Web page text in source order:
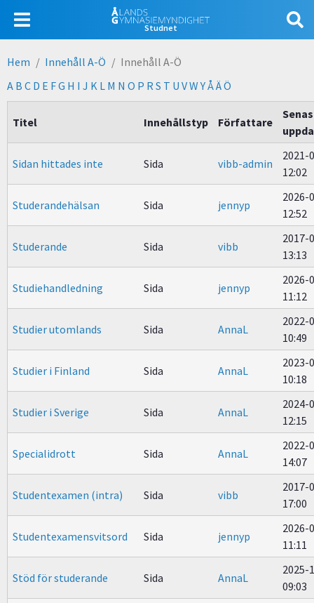
till
huvudinnehåll
Studnet
Användarmeny
Länkstig
Hem Innehåll A-Ö
Innehåll A-Ö
A B C D E FG H I J K L M N O P RS T U VW YÅÄÖ
Titel Innehållstyp Författare
Sidan hittades inte Sida vibb-admin
2021-
12:02
Studerandehälsan Sida jennyp
2026-
12:52
Studerande Sida vibb
2017-
13:13
Studiehandledning Sida jennyp
2026-
11:12
Studier utomlands Sida AnnaL
2022-
10:49
Studier i Finland Sida AnnaL
2023-
10:18
Studier i Sverige Sida AnnaL
2024-
12:15
Specialidrott Sida AnnaL
2022-
14:07
Studentexamen (intra) Sida vibb
2017-
17:00
Studentexamensvitsord Sida jennyp
2026-
11:11
Stöd för studerande Sida AnnaL
2025-
09:03